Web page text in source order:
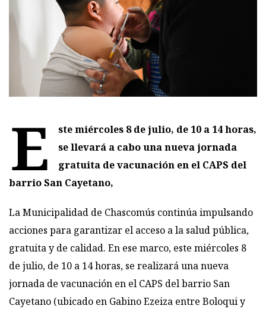
E
ste miércoles 8 de julio, de 10 a 14 horas,
se llevará a cabo una nueva jornada
gratuita de vacunación en el CAPS del
barrio San Cayetano,
La Municipalidad de Chascomús continúa impulsando
acciones para garantizar el acceso a la salud pública,
gratuita y de calidad. En ese marco, este miércoles 8
de julio, de 10 a 14 horas, se realizará una nueva
jornada de vacunación en el CAPS del barrio San
Cayetano (ubicado en Gabino Ezeiza entre Boloqui y